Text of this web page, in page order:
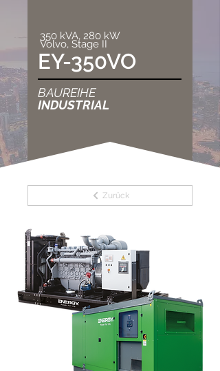
350 kVA, 280 kW
Volvo, Stage II
EY-350VO
BAUREIHE
INDUSTRIAL
Zurück